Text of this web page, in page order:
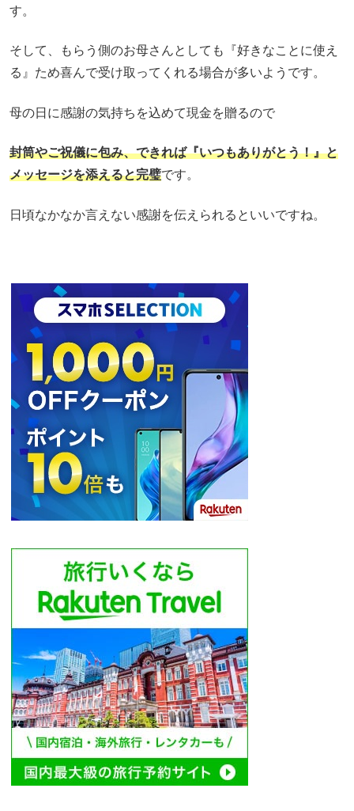
す。
そして、もらう側のお母さんとしても『好きなことに使え
る』ため喜んで受け取ってくれる場合が多いようです。
母の日に感謝の気持ちを込めて現金を贈るので
封筒やご祝儀に包み、できれば『いつもありがとう！』と
メッセージを添えると完璧です。
日頃なかなか言えない感謝を伝えられるといいですね。